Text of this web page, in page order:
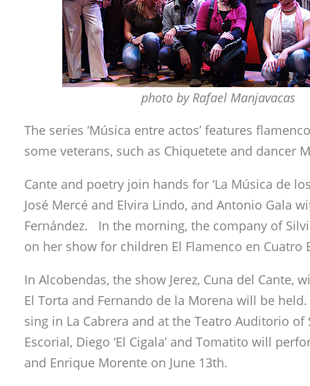
photo by Rafael Manjavacas
The series ‘Música entre actos’ features
some veterans, such as Chiquetete and dancer
Cante and poetry join hands for ‘La Música de
José Mercé and Elvira Lindo, and Antonio Gala
Fernández. In the morning, the company of
on her show for children El Flamenco en Cuatro
In Alcobendas, the show Jerez, Cuna del Cante,
El Torta and Fernando de la Morena will be held.
sing in La Cabrera and at the Teatro Auditorio of
Escorial, Diego ‘El Cigala’ and Tomatito will
and Enrique Morente on June 13th.